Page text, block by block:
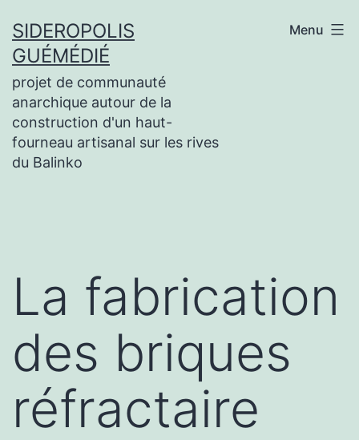
au
contenu
SIDEROPOLIS
GUÉMÉDIÉ
projet de communauté
anarchique autour de la
construction d'un haut-
fourneau artisanal sur les rives
du Balinko
Menu
La fabrication
des briques
réfractaire